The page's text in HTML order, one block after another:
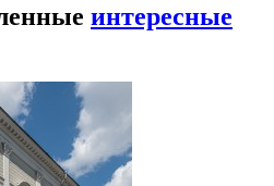
интересные